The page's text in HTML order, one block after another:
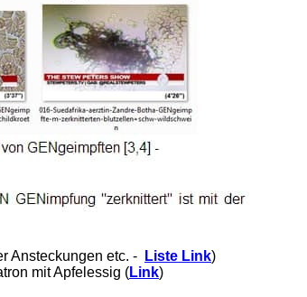
Ansteckungen etc. - Liste Link)
mit Apfelessig (Link)